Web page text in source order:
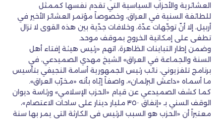
العشائرية والأحزاب السياسية التي تقدم نفسها كممثل
للطائفة السنية في العراق، وخصوصاً مؤتمر العشائر الأخير في
أربيل، إلا أنّ توجّهات عدّة، وخلافات جدّية بين هذه القوى لا تزال
تطغى على إمكانية الخروج بموقف موحد.
وضمن إطار التباينات الظاهرة، اتهم «رئيس هيئة إفتاء أهل
السنة والجماعة في العراق» الشيخ مهدي الصميدعي، في
برنامج تلفزيوني، نائب رئيس الجمهورية أسامة النجيفي بتأسيس
ما أسماه «داعش البرلمان»، واصفاً إيّاه بأنه «مخرّب العراق».
كما كشف الصميدعي عن قيام «الحزب الإسلامي» ورئاسة ديوان
الوقف السني بـ «إنفاق ٣٥٠ مليار دينار على ساحات الاعتصام»،
معتبراً أن «الحزب هو السبب الرئيس في الكارثة التي يمر بها سنة